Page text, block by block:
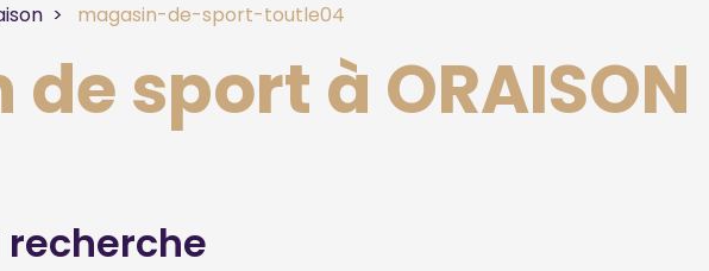
magasin-de-sport-toutle04
sport à ORAISON